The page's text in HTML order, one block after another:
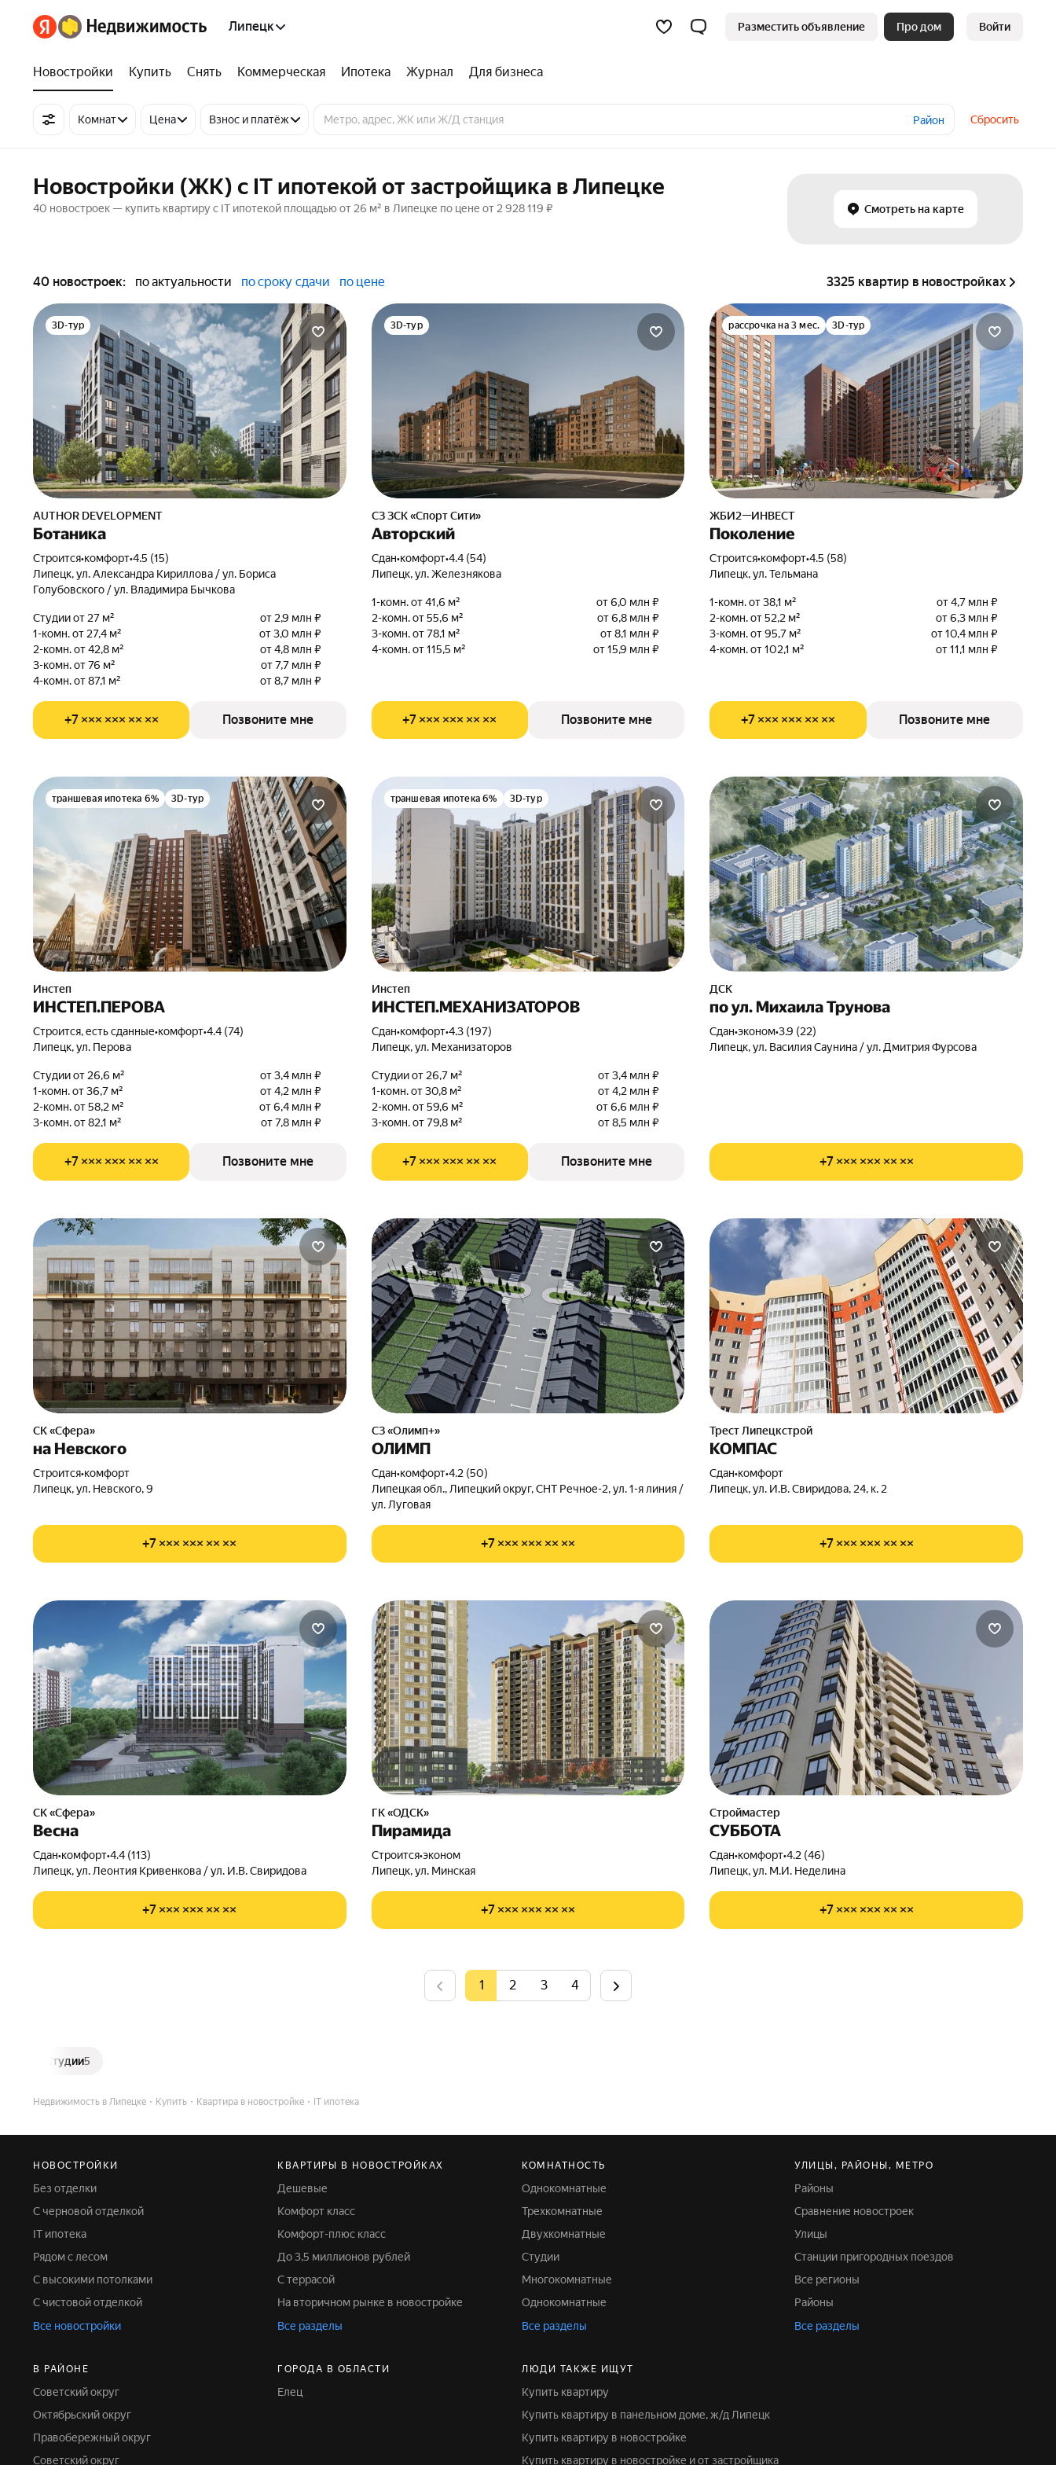
Липецк Разместить объявление Про дом Войти
Новостройки Купить Снять Коммерческая Ипотека Журнал Для бизнеса
Комнат Цена Взнос и платёж Район Сбросить
Новостройки (ЖК) с IT ипотекой от застройщика в Липецке
40 новостроек — купить квартиру с IT ипотекой площадью от 26 м² в Липецке по цене от 2 928 119 ₽ Смотреть на карте
40 новостроек: по актуальности по сроку сдачи по цене 3325 квартир в новостройках
3D-тур
AUTHOR DEVELOPMENT
Ботаника
Строится•комфорт•4.5 (15)
Липецк, ул. Александра Кириллова / ул. Бориса
Голубовского / ул. Владимира Бычкова
Студии от 27 м²
от 2,9 млн ₽
1-комн. от 27,4 м²
от 3,0 млн ₽
2-комн. от 42,8 м²
от 4,8 млн ₽
3-комн. от 76 м²
от 7,7 млн ₽
4-комн. от 87,1 м²
от 8,7 млн ₽
+7 ××× ××× ×× ×× Позвоните мне
3D-тур
СЗ ЗСК «Спорт Сити»
Авторский
Сдан•комфорт•4.4 (54)
Липецк, ул. Железнякова
1-комн. от 41,6 м²
от 6,0 млн ₽
2-комн. от 55,6 м²
от 6,8 млн ₽
3-комн. от 78,1 м²
от 8,1 млн ₽
4-комн. от 115,5 м²
от 15,9 млн ₽
+7 ××× ××× ×× ×× Позвоните мне
рассрочка на 3 мес. 3D-тур
ЖБИ2—ИНВЕСТ
Поколение
Строится•комфорт•4.5 (58)
Липецк, ул. Тельмана
1-комн. от 38,1 м²
от 4,7 млн ₽
2-комн. от 52,2 м²
от 6,3 млн ₽
3-комн. от 95,7 м²
от 10,4 млн ₽
4-комн. от 102,1 м²
от 11,1 млн ₽
+7 ××× ××× ×× ×× Позвоните мне
траншевая ипотека 6% 3D-тур
Инстеп
ИНСТЕП.ПЕРОВА
Строится, есть сданные•комфорт•4.4 (74)
Липецк, ул. Перова
Студии от 26,6 м²
от 3,4 млн ₽
1-комн. от 36,7 м²
от 4,2 млн ₽
2-комн. от 58,2 м²
от 6,4 млн ₽
3-комн. от 82,1 м²
от 7,8 млн ₽
+7 ××× ××× ×× ×× Позвоните мне
траншевая ипотека 6% 3D-тур
Инстеп
ИНСТЕП.МЕХАНИЗАТОРОВ
Сдан•комфорт•4.3 (197)
Липецк, ул. Механизаторов
Студии от 26,7 м²
от 3,4 млн ₽
1-комн. от 30,8 м²
от 4,2 млн ₽
2-комн. от 59,6 м²
от 6,6 млн ₽
3-комн. от 79,8 м²
от 8,5 млн ₽
+7 ××× ××× ×× ×× Позвоните мне
ДСК
по ул. Михаила Трунова
Сдан•эконом•3.9 (22)
Липецк, ул. Василия Саунина / ул. Дмитрия Фурсова
+7 ××× ××× ×× ××
СК «Сфера»
на Невского
Строится•комфорт
Липецк, ул. Невского, 9
+7 ××× ××× ×× ××
СЗ «Олимп+»
ОЛИМП
Сдан•комфорт•4.2 (50)
Липецкая обл., Липецкий округ, СНТ Речное-2, ул. 1-я линия /
ул. Луговая
+7 ××× ××× ×× ××
Трест Липецкстрой
КОМПАС
Сдан•комфорт
Липецк, ул. И.В. Свиридова, 24, к. 2
+7 ××× ××× ×× ××
СК «Сфера»
Весна
Сдан•комфорт•4.4 (113)
Липецк, ул. Леонтия Кривенкова / ул. И.В. Свиридова
+7 ××× ××× ×× ××
ГК «ОДСК»
Пирамида
Строится•эконом
Липецк, ул. Минская
+7 ××× ××× ×× ××
Строймастер
СУББОТА
Сдан•комфорт•4.2 (46)
Липецк, ул. М.И. Неделина
+7 ××× ××× ×× ××
1 2 3 4
Студии5
Недвижимость в Липецке Купить Квартира в новостройке IT ипотека
НОВОСТРОЙКИ
Без отделки
С черновой отделкой
IT ипотека
Рядом с лесом
С высокими потолками
С чистовой отделкой
Все новостройки
КВАРТИРЫ В НОВОСТРОЙКАХ
Дешевые
Комфорт класс
Комфорт-плюс класс
До 3,5 миллионов рублей
С террасой
На вторичном рынке в новостройке
Все разделы
КОМНАТНОСТЬ
Однокомнатные
Трехкомнатные
Двухкомнатные
Студии
Многокомнатные
Однокомнатные
Все разделы
УЛИЦЫ, РАЙОНЫ, МЕТРО
Районы
Сравнение новостроек
Улицы
Станции пригородных поездов
Все регионы
Районы
Все разделы
В РАЙОНЕ
Советский округ
Октябрьский округ
Правобережный округ
Советский округ
ГОРОДА В ОБЛАСТИ
Елец
ЛЮДИ ТАКЖЕ ИЩУТ
Купить квартиру
Купить квартиру в панельном доме, ж/д Липецк
Купить квартиру в новостройке
Купить квартиру в новостройке и от застройщика